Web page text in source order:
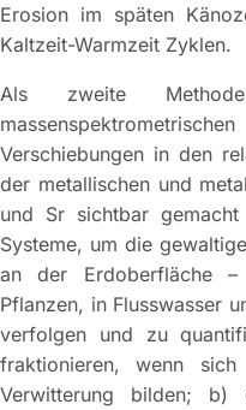
Erosion im späten
Kaltzeit-Warmzeit Zyklen.
Als zweite
Verschiebungen in den
der metallischen und
und Sr sichtbar
Systeme, um die
an der Erdoberfläche
Pflanzen, in Flusswasser
verfolgen und zu
fraktionieren, wenn
Verwitterung bilden; b)